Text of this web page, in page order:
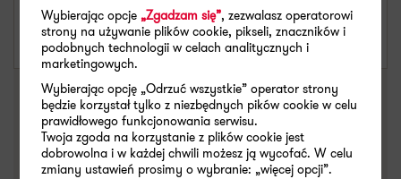
LinkedIn
POWIĄZANE USŁUGI
Audyt
Doradztwo podatkowe
Wybierając opcje„Zgadzam się”, zezwalasz operatorowi
strony na używanie plików cookie, pikseli, znaczników i
podobnych technologii w celach analitycznych i
marketingowych.
Wybierając opcję „Odrzuć wszystkie” operator strony
będzie korzystał tylko z niezbędnych pików cookie w celu
prawidłowego funkcjonowania serwisu.
Twoja zgoda na korzystanie z plików cookie jest
dobrowolna i w każdej chwili możesz ją wycofać. W celu
zmiany ustawień prosimy o wybranie: „więcej opcji”.